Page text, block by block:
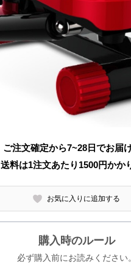
ご注文確定から7~28日でお届
送料は1注文あたり 1500円かか
お気に入りに追加する
購入時のルール
必ず購入前にお読みください。